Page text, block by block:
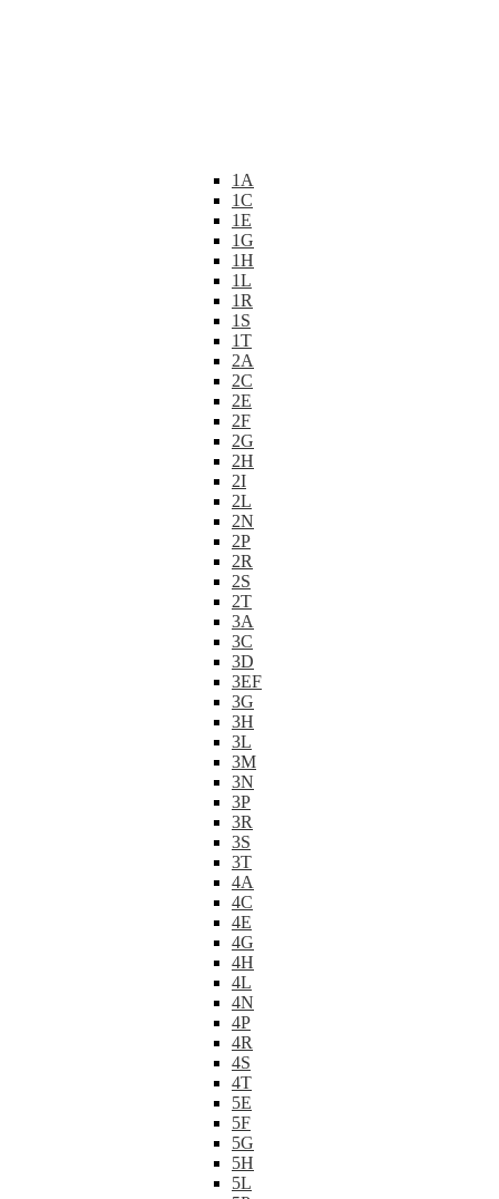
1A
1C
1E
1G
1H
1L
1R
1S
1T
2A
2C
2E
2F
2G
2H
2I
2L
2N
2P
2R
2S
2T
3A
3C
3D
3EF
3G
3H
3L
3M
3N
3P
3R
3S
3T
4A
4C
4E
4G
4H
4L
4N
4P
4R
4S
4T
5E
5F
5G
5H
5L